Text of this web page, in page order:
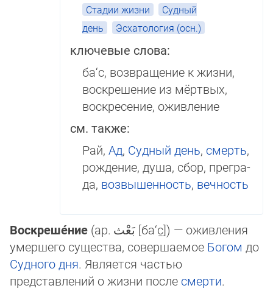
Стадии жизни
Судный
день
Эсхатология (осн.)
ключевые слова:
ба‘с, возвращение к жизни,
воскрешение из мёртвых,
воскресение, оживление
см. также:
Рай, Ад, Судный день, смерть,
рождение, душа, сбор, пре­гра­
да, возвышенность, вечность
Воскреше́ние (ар. بَعْث [ба‘с̱]‎) — оживления
умер­ше­го существа, совер­шае­мое Богом до
Суд­но­го дня. Является частью
представлений о жиз­ни пос­ле смерти.